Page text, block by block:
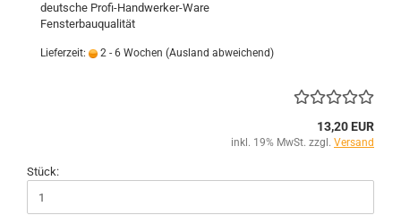
deutsche Profi-Handwerker-Ware
Fensterbauqualität
Lieferzeit: 2 - 6 Wochen (Ausland abweichend)
13,20 EUR
inkl. 19% MwSt. zzgl. Versand
Stück: